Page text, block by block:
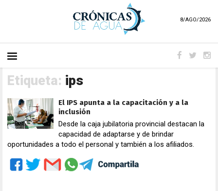
8/AGO/2026
Etiqueta: ips
El IPS apunta a la capacitación y a la
inclusión
Desde la caja jubilatoria provincial destacan la
capacidad de adaptarse y de brindar
oportunidades a todo el personal y también a los afiliados.